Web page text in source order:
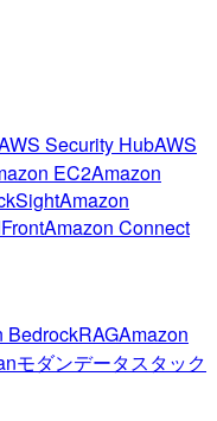
Security HubAWS
EC2Amazon
Amazon
Amazon Connect
BedrockRAGAmazon
モダンデータスタック